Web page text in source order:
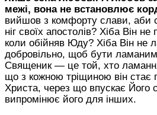
межі, вона не встановлює
вийшов з комфорту слави, аби
ніг своїх апостолів? Хіба Він
коли обійняв Юду? Хіба Він не
добровільно, щоб бути
Священик — це той, хто
що з кожною тріщиною він стає
Христа, через що впускає Його
випромінює його для інших.